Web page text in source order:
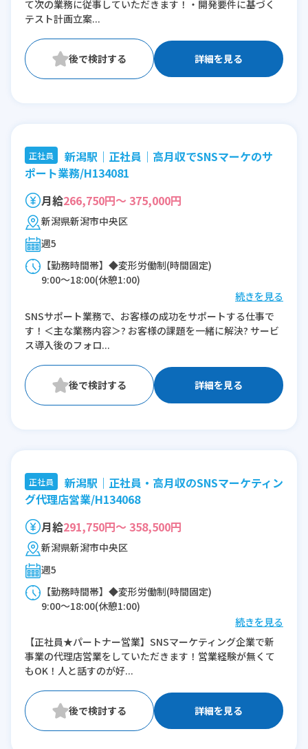
て次の業務に従事していただきます！・開発要件に基づく
テスト計画立案...
詳細を見る
正社員
新潟駅｜正社員｜高月収でSNSマーケのサ
ポート業務/H134081
月給266,750円～ 375,000円
新潟県新潟市中央区
週5
【勤務時間帯】◆変形労働制(時間固定)
9:00〜18:00(休憩1:00)
続きを見る
SNSサポート業務で、お客様の成功をサポートする仕事で
す！＜主な業務内容＞? お客様の課題を一緒に解決? サービ
ス導入後のフォロ...
詳細を見る
正社員
新潟駅｜正社員・高月収のSNSマーケティン
グ代理店営業/H134068
月給291,750円～ 358,500円
新潟県新潟市中央区
週5
【勤務時間帯】◆変形労働制(時間固定)
9:00〜18:00(休憩1:00)
※残業：10〜45時間程度/月
続きを見る
【正社員★パートナー営業】SNSマーケティング企業で新
事業の代理店営業をしていただきます！営業経験が無くて
もOK！人と話すのが好...
詳細を見る